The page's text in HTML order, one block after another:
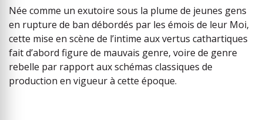
Née comme un exutoire sous la plume de jeunes gens
en rupture de ban débordés par les émois de leur Moi,
cette mise en scène de l’intime aux vertus cathartiques
fait d’abord figure de mauvais genre, voire de genre
rebelle par rapport aux schémas classiques de
production en vigueur à cette époque.